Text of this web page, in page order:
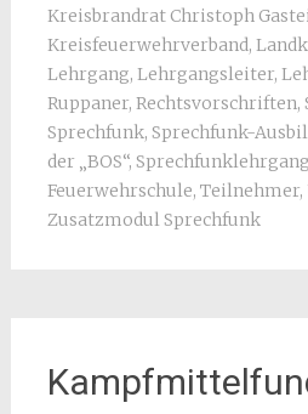
Kreisbrandrat Christoph
Kreisfeuerwehrverband,
Lehrgang, Lehrgangsleiter,
Ruppaner, Rechtsvorschriften,
Sprechfunk, Sprechfunk-
der „BOS“, Sprechfunklehrgang
Feuerwehrschule, Teilnehmer,
Zusatzmodul Sprechfunk